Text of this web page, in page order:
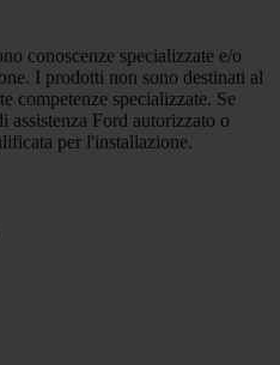
conoscenze specializzate e/o
I prodotti non sono destinati al
competenze specializzate. Se
assistenza Ford autorizzato o
per l'installazione.